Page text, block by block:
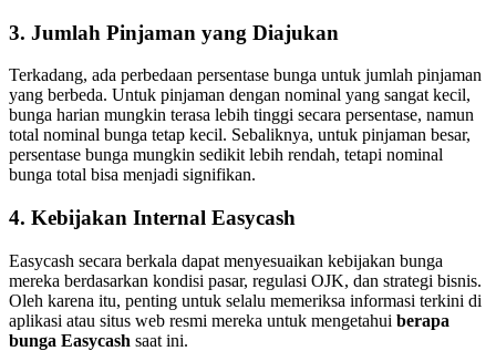
3. Jumlah Pinjaman yang Diajukan
Terkadang, ada perbedaan persentase bunga untuk jumlah pinjaman
yang berbeda. Untuk pinjaman dengan nominal yang sangat kecil,
bunga harian mungkin terasa lebih tinggi secara persentase, namun
total nominal bunga tetap kecil. Sebaliknya, untuk pinjaman besar,
persentase bunga mungkin sedikit lebih rendah, tetapi nominal
bunga total bisa menjadi signifikan.
4. Kebijakan Internal Easycash
Easycash secara berkala dapat menyesuaikan kebijakan bunga
mereka berdasarkan kondisi pasar, regulasi OJK, dan strategi bisnis.
Oleh karena itu, penting untuk selalu memeriksa informasi terkini di
aplikasi atau situs web resmi mereka untuk mengetahui berapa
bunga Easycash saat ini.